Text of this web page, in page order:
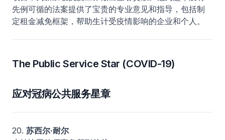
先例可循的法案提供了宝贵的专业意见和指导，包括制
定租金减免框架，帮助生计受疫情影响的企业和个人。
The Public Service Star (COVID-19)
应对冠病公共服务星章
20. 苏西尔·耐尔